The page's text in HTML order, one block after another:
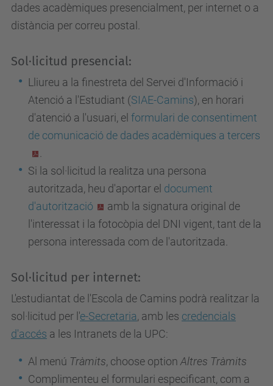
dades acadèmiques presencialment, per internet o a
distància per correu postal.
Sol·licitud presencial:
Lliureu a la finestreta del Servei d'Informació i
Atenció a l'Estudiant (SIAE-Camins), en horari
d'atenció a l'usuari, el formulari de consentiment
de comunicació de dades acadèmiques a tercers
Si la sol·licitud la realitza una persona
autoritzada, heu d'aportar el document
d'autorització
amb la signatura original de
l'interessat i la fotocòpia del DNI vigent, tant de la
persona interessada com de l'autoritzada.
Sol·licitud per internet:
L'estudiantat de l'Escola de Camins podrà realitzar la
sol·licitud per l'e-Secretaria, amb les credencials
d'accés a les Intranets de la UPC:
Al menú Tràmits, choose option Altres Tràmits
Complimenteu el formulari especificant, com a